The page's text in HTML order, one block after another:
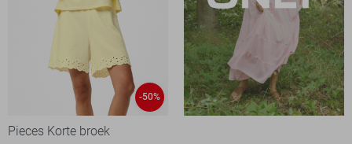
-50%
Pieces Korte broek